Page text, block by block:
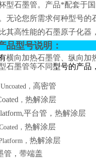
型石墨管。产品*配套于
无论您所需求何种型号
高性能的石墨原子化器
品型号说明：
横向加热石墨管、纵向加
石墨管等不同型号的产品
Uncoated， 高密管
， 热解涂层
,平台管，热解涂层
， 热解涂层
， 热解涂层
管，带端盖